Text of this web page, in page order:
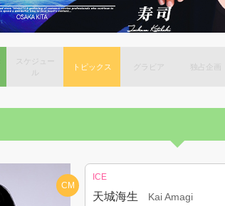
スケジュー
トピックス グラビア 独占企画
CM
ICE
天城海生 Kai Amagi